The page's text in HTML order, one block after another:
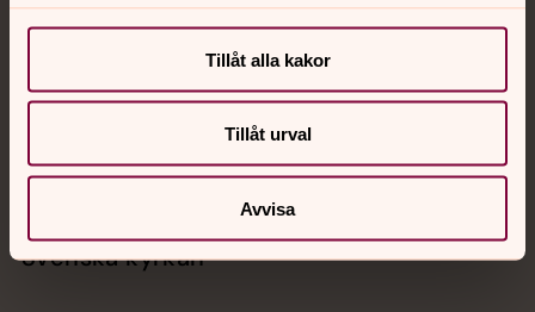
Tillåt alla kakor
Tillåt urval
Avvisa
med en präst på kvällar och nätter.
Digitalt brev
Svenska kyrkan